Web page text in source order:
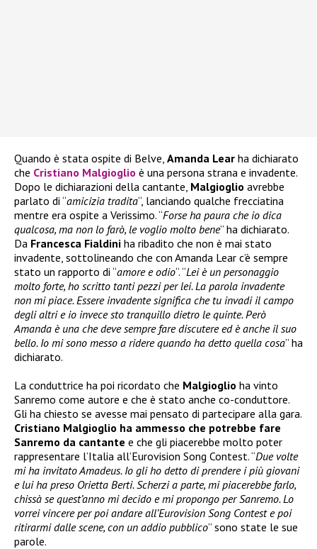
Quando è stata ospite di Belve, Amanda Lear ha dichiarato
che Cristiano Malgioglio è una persona strana e invadente.
Dopo le dichiarazioni della cantante, Malgioglio avrebbe
parlato di “amicizia tradita“, lanciando qualche frecciatina
mentre era ospite a Verissimo. “Forse ha paura che io dica
qualcosa, ma non lo farò, le voglio molto bene” ha dichiarato.
Da Francesca Fialdini ha ribadito che non è mai stato
invadente, sottolineando che con Amanda Lear c’è sempre
stato un rapporto di “amore e odio“. “Lei è un personaggio
molto forte, ho scritto tanti pezzi per lei. La parola invadente
non mi piace. Essere invadente significa che tu invadi il campo
degli altri e io invece sto tranquillo dietro le quinte. Però
Amanda è una che deve sempre fare discutere ed è anche il suo
bello. Io mi sono messo a ridere quando ha detto quella cosa” ha
dichiarato.
La conduttrice ha poi ricordato che Malgioglio ha vinto
Sanremo come autore e che è stato anche co-conduttore.
Gli ha chiesto se avesse mai pensato di partecipare alla gara.
Cristiano Malgioglio ha ammesso che potrebbe fare
Sanremo da cantante e che gli piacerebbe molto poter
rappresentare l’Italia all’Eurovision Song Contest. “Due volte
mi ha invitato Amadeus. Io gli ho detto di prendere i più giovani
e lui ha preso Orietta Berti. Scherzi a parte, mi piacerebbe farlo,
chissà se quest’anno mi decido e mi propongo per Sanremo. Lo
vorrei vincere per poi andare all’Eurovision Song Contest e poi
ritirarmi dalle scene, con un addio pubblico” sono state le sue
parole.